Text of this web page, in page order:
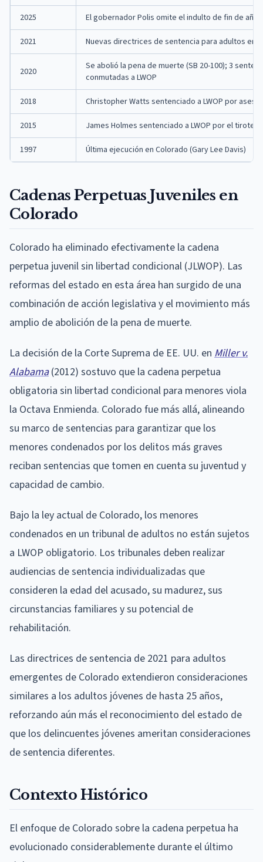
2025 El gobernador Polis omite el indulto de fin de año
2021 Nuevas directrices de sentencia para adultos
2020
Se abolió la pena de muerte (SB 20-100); 3
conmutadas a LWOP
2018 Christopher Watts sentenciado a LWOP por
2015 James Holmes sentenciado a LWOP por el
1997 Última ejecución en Colorado (Gary Lee Davis)
Cadenas Perpetuas Juveniles en
Colorado
Colorado ha eliminado efectivamente la cadena
perpetua juvenil sin libertad condicional (JLWOP). Las
reformas del estado en esta área han surgido de una
combinación de acción legislativa y el movimiento más
amplio de abolición de la pena de muerte.
La decisión de la Corte Suprema de EE. UU. en Miller v.
Alabama(2012) sostuvo que la cadena perpetua
obligatoria sin libertad condicional para menores viola
la Octava Enmienda. Colorado fue más allá, alineando
su marco de sentencias para garantizar que los
menores condenados por los delitos más graves
reciban sentencias que tomen en cuenta su juventud y
capacidad de cambio.
Bajo la ley actual de Colorado, los menores
condenados en un tribunal de adultos no están sujetos
a LWOP obligatorio. Los tribunales deben realizar
audiencias de sentencia individualizadas que
consideren la edad del acusado, su madurez, sus
circunstancias familiares y su potencial de
rehabilitación.
Las directrices de sentencia de 2021 para adultos
emergentes de Colorado extendieron consideraciones
similares a los adultos jóvenes de hasta 25 años,
reforzando aún más el reconocimiento del estado de
que los delincuentes jóvenes ameritan consideraciones
de sentencia diferentes.
Contexto Histórico
El enfoque de Colorado sobre la cadena perpetua ha
evolucionado considerablemente durante el último